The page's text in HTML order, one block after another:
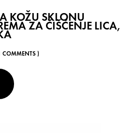
KOŽU SKLONU
ZA ČIŠĆENJE LICA,
COMMENTS )